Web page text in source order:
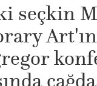
seçkin